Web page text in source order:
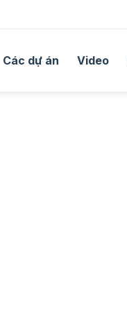
Các dự án Video